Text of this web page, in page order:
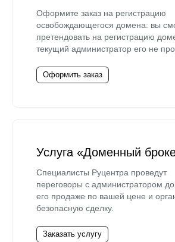
Оформите заказ на регистрацию
освобождающегося домена: вы
претендовать на регистрацию
текущий администратор его не
Оформить заказ
Услуга «Доменный
Специалисты Руцентра проведут
переговоры с администратором
его продаже по вашей цене и
безопасную сделку.
Заказать услугу